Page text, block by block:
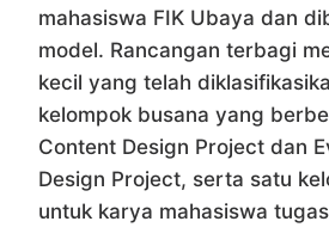
mahasiswa FIK Ubaya dan
model. Rancangan terbagi
kecil yang telah
kelompok busana yang
Content Design Project dan
Design Project, serta satu
untuk karya mahasiswa